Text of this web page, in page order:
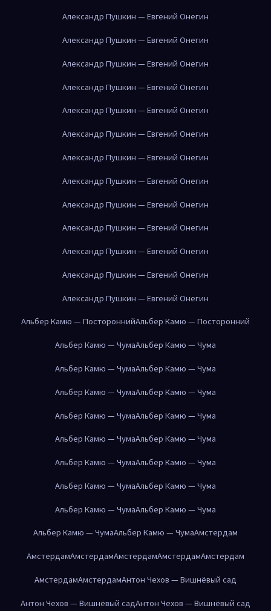
Александр Пушкин — Евгений Онегин
Александр Пушкин — Евгений Онегин
Александр Пушкин — Евгений Онегин
Александр Пушкин — Евгений Онегин
Александр Пушкин — Евгений Онегин
Александр Пушкин — Евгений Онегин
Александр Пушкин — Евгений Онегин
Александр Пушкин — Евгений Онегин
Александр Пушкин — Евгений Онегин
Александр Пушкин — Евгений Онегин
Александр Пушкин — Евгений Онегин
Александр Пушкин — Евгений Онегин
Александр Пушкин — Евгений Онегин
Альбер Камю — ПостороннийАльбер Камю — Посторонний
Альбер Камю — ЧумаАльбер Камю — Чума
Альбер Камю — ЧумаАльбер Камю — Чума
Альбер Камю — ЧумаАльбер Камю — Чума
Альбер Камю — ЧумаАльбер Камю — Чума
Альбер Камю — ЧумаАльбер Камю — Чума
Альбер Камю — ЧумаАльбер Камю — Чума
Альбер Камю — ЧумаАльбер Камю — Чума
Альбер Камю — ЧумаАльбер Камю — Чума
Альбер Камю — ЧумаАльбер Камю — ЧумаАмстердам
АмстердамАмстердамАмстердамАмстердамАмстердам
АмстердамАмстердамАнтон Чехов — Вишнёвый сад
Антон Чехов — Вишнёвый садАнтон Чехов — Вишнёвый сад